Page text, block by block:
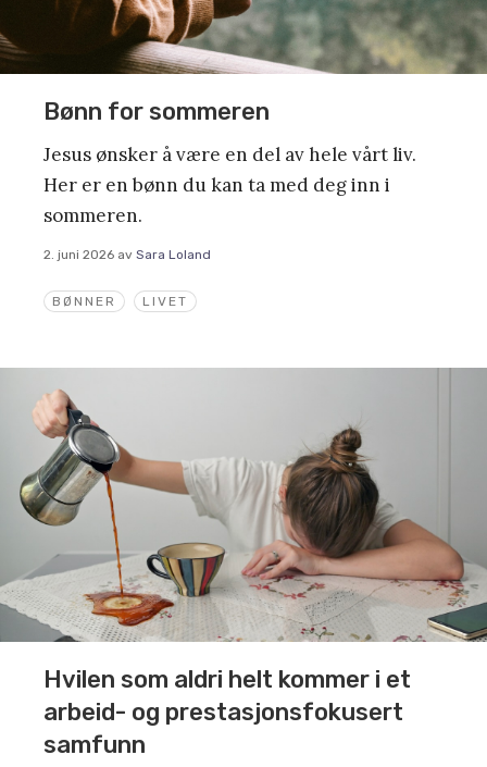
BØNNER LIVET
Bønn for sommeren
Jesus ønsker å være en del av hele vårt liv.
Her er en bønn du kan ta med deg inn i
sommeren.
2. juni 2026 av Sara Loland
Hvilen som aldri helt kommer i et
arbeid- og prestasjonsfokusert
samfunn